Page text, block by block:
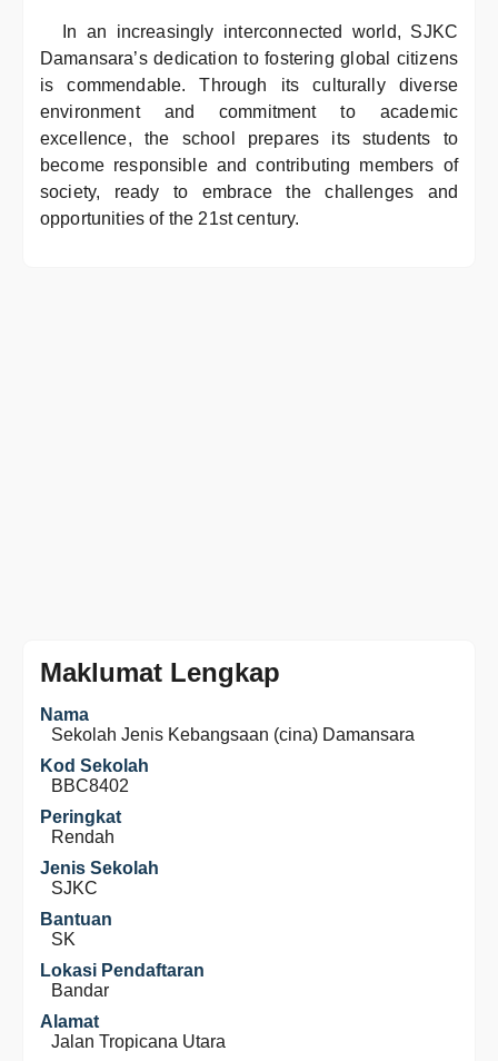
In an increasingly interconnected world, SJKC
Damansara’s dedication to fostering global citizens
is commendable. Through its culturally diverse
environment and commitment to academic
excellence, the school prepares its students to
become responsible and contributing members of
society, ready to embrace the challenges and
opportunities of the 21st century.
Maklumat Lengkap
Nama
Sekolah Jenis Kebangsaan (cina) Damansara
Kod Sekolah
BBC8402
Peringkat
Rendah
Jenis Sekolah
SJKC
Bantuan
SK
Lokasi Pendaftaran
Bandar
Alamat
Jalan Tropicana Utara